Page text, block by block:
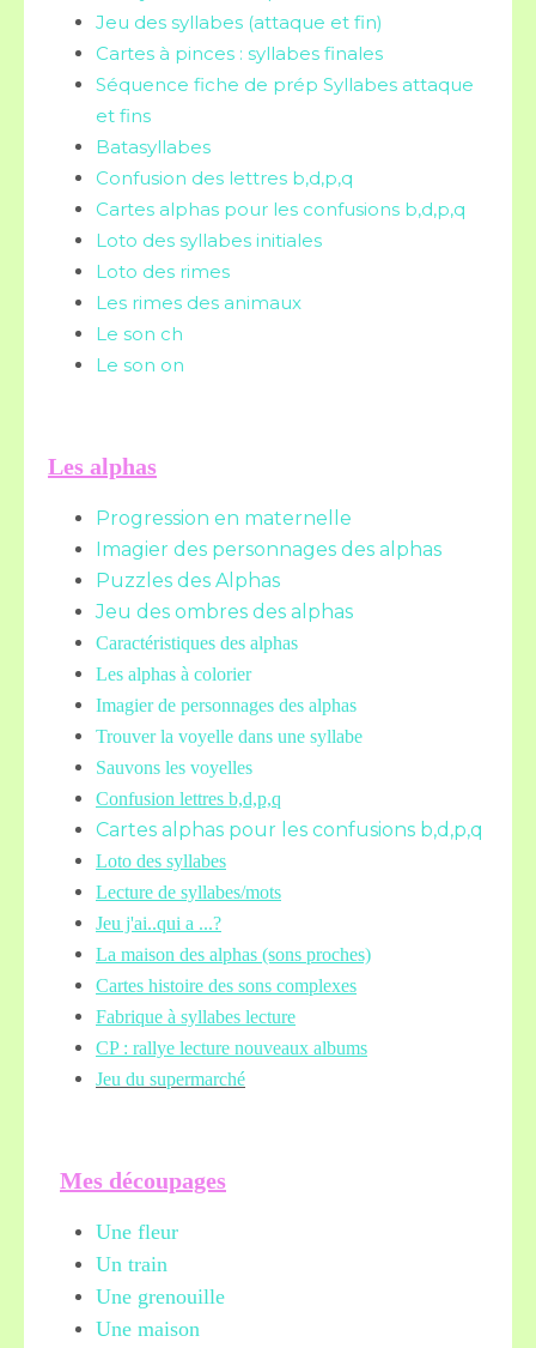
Jeu des syllabes (attaque et fin)
Cartes à pinces : syllabes finales
Séquence fiche de prép Syllabes attaque
et fins
Batasyllabes
Confusion des lettres b,d,p,q
Cartes alphas pour les confusions b,d,p,q
Loto des syllabes initiales
Loto des rimes
Les rimes des animaux
Le son ch
Le son on
Les alphas
Progression en maternelle
Imagier des personnages des alphas
Puzzles des Alphas
Jeu des ombres des alphas
Caractéristiques des alphas
Les alphas à colorier
Imagier de personnages des alphas
Trouver la voyelle dans une syllabe
Sauvons les voyelles
Confusion lettres b,d,p,q
Cartes alphas pour les confusions b,d,p,q
Loto des syllabes
Lecture de syllabes/mots
Jeu j'ai..qui a ...?
La maison des alphas (sons proches)
Cartes histoire des sons complexes
Fabrique à syllabes lecture
CP : rallye lecture nouveaux albums
Jeu du supermarché
Mes découpages
Une fleur
Un train
Une grenouille
Une maison